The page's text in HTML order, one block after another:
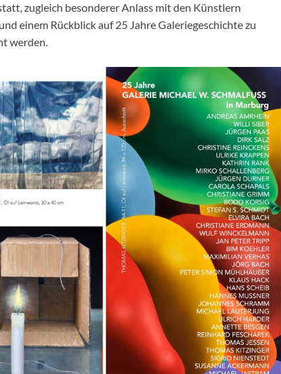
zugleich besonderer Anlass mit den Künstlern
einem Rückblick auf 25 Jahre Galeriegeschichte zu
werden.